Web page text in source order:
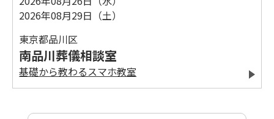
2026年08月29日（土）
東京都品川区
南品川葬儀相談室
基礎から教わるスマホ教室